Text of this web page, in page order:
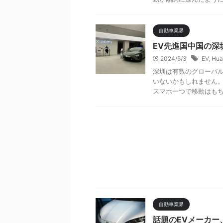
自動車業界
EV先進国中国の
2024/5/3 EV,
深圳は有数のグローバ
いないかもしれません
スマホ一つで移動はも
自動車業界
話題のEVメーカー